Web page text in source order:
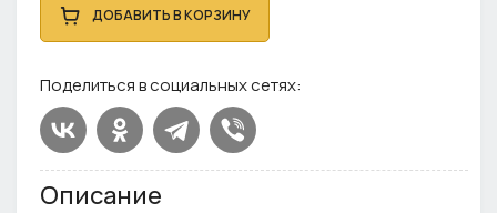
ДОБАВИТЬ В КОРЗИНУ
Поделиться в социальных сетях:
Описание